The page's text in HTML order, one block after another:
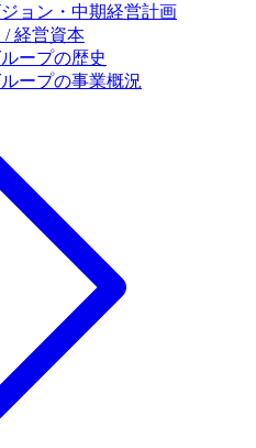
ョン・中期経営計画
/ 経営資本
ープの歴史
ープの事業概況